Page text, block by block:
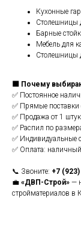
Кухонные
Столешницы
Барные
Мебель для
Столешницы
🟧 Почему
✅ Постоянное
✅ Прямые поставки
✅ Продажа от 1
✅ Распил по
✅ Индивидуальные
✅ Оплата:
📞 Звоните: +7
💼 «ДВП-Строй» —
стройматериалов в